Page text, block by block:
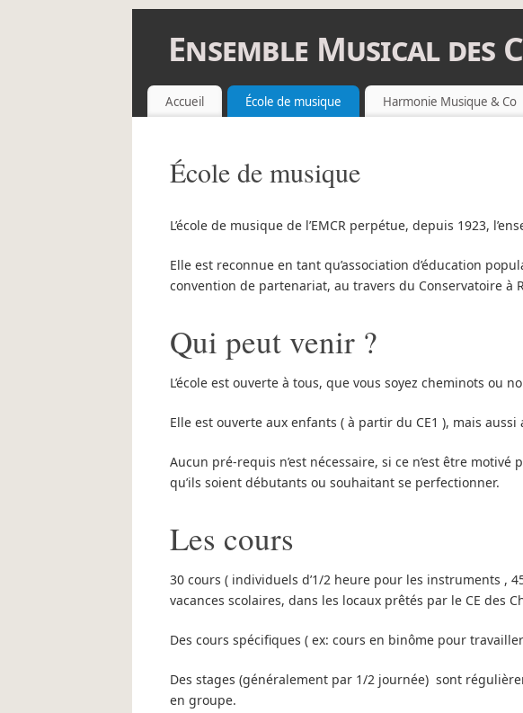
Ensemble Musical des
Accueil École de musique Harmonie Musique & Co
École de musique
L’école de musique de l’EMCR perpétue, depuis 1923,
Elle est reconnue en tant qu’association d’éducation
convention de partenariat, au travers du Conservatoire à
Qui peut venir ?
L’école est ouverte à tous, que vous soyez cheminots ou
Elle est ouverte aux enfants ( à partir du CE1 ), mais aussi
Aucun pré-requis n’est nécessaire, si ce n’est être
qu’ils soient débutants ou souhaitant se perfectionner.
Les cours
30 cours ( individuels d’1/2 heure pour les instruments ,
vacances scolaires, dans les locaux prêtés par le CE des
Des cours spécifiques ( ex: cours en binôme pour
Des stages (généralement par 1/2 journée) sont
en groupe.